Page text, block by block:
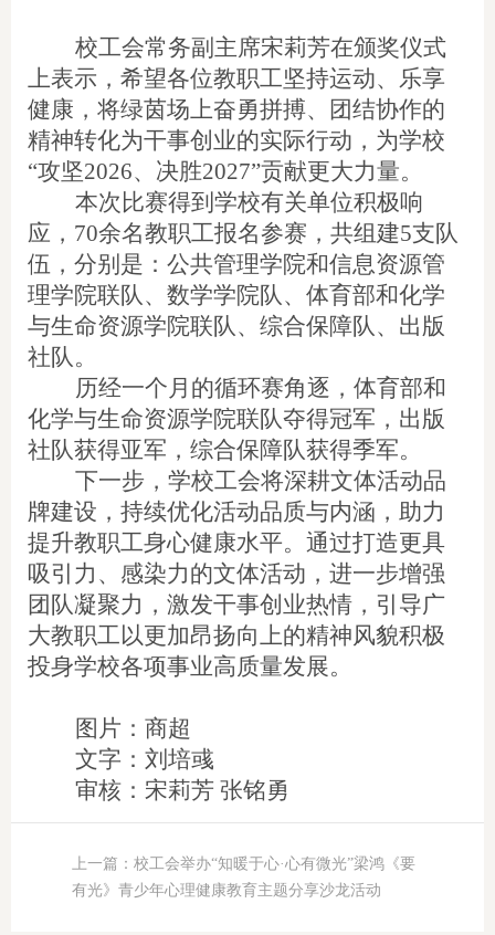
校工会常务副主席宋莉芳在颁奖仪式
上表示，希望各位教职工坚持运动、乐享
健康，将绿茵场上奋勇拼搏、团结协作的
精神转化为干事创业的实际行动，为学校
“攻坚2026、决胜2027”贡献更大力量。
本次比赛得到学校有关单位积极响
应，70余名教职工报名参赛，共组建5支队
伍，分别是：公共管理学院和信息资源管
理学院联队、数学学院队、体育部和化学
与生命资源学院联队、综合保障队、出版
社队。
历经一个月的循环赛角逐，体育部和
化学与生命资源学院联队夺得冠军，出版
社队获得亚军，综合保障队获得季军。
下一步，学校工会将深耕文体活动品
牌建设，持续优化活动品质与内涵，助力
提升教职工身心健康水平。通过打造更具
吸引力、感染力的文体活动，进一步增强
团队凝聚力，激发干事创业热情，引导广
大教职工以更加昂扬向上的精神风貌积极
投身学校各项事业高质量发展。
图片：商超
文字：刘培彧
审核：宋莉芳 张铭勇
上一篇：校工会举办“知暖于心·心有微光”梁鸿《要
有光》青少年心理健康教育主题分享沙龙活动